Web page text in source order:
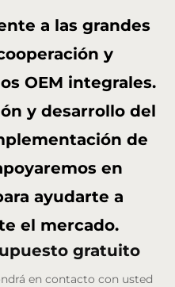
a las grandes
y
OEM integrales.
y desarrollo del
de
en
ayudarte a
el mercado.
gratuito
en contacto con usted